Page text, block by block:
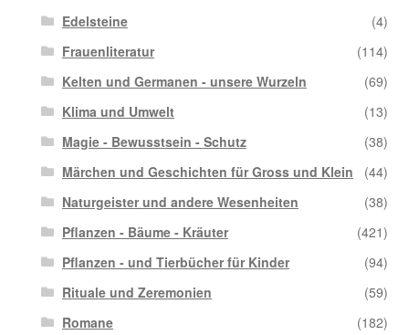
Edelsteine
(4)
Frauenliteratur
(114)
Kelten und Germanen - unsere Wurzeln
(69)
Klima und Umwelt
(13)
Magie - Bewusstsein - Schutz
(38)
Märchen und Geschichten für Gross und Klein
(44)
Naturgeister und andere Wesenheiten
(38)
Pflanzen - Bäume - Kräuter
(421)
Pflanzen - und Tierbücher für Kinder
(94)
Rituale und Zeremonien
(59)
Romane
(182)